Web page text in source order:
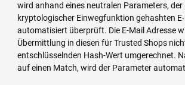
wird anhand eines neutralen Parameters, der
kryptologischer Einwegfunktion gehashten
automatisiert überprüft. Die E-Mail Adresse
Übermittlung in diesen für Trusted Shops
entschlüsselnden Hash-Wert umgerechnet.
auf einen Match, wird der Parameter